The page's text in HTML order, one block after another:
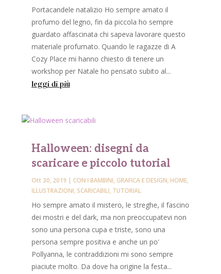
Portacandele natalizio Ho sempre amato il
profumo del legno, fin da piccola ho sempre
guardato affascinata chi sapeva lavorare questo
materiale profumato. Quando le ragazze di A
Cozy Place mi hanno chiesto di tenere un
workshop per Natale ho pensato subito al...
leggi di più
Halloween: disegni da
scaricare e piccolo tutorial
Ott 30, 2019 | CON I BAMBINI,GRAFICA E DESIGN,HOME,
ILLUSTRAZIONI,SCARICABILI, TUTORIAL
Ho sempre amato il mistero, le streghe, il fascino
dei mostri e del dark, ma non preoccupatevi non
sono una persona cupa e triste, sono una
persona sempre positiva e anche un po'
Pollyanna, le contraddizioni mi sono sempre
piaciute molto. Da dove ha origine la festa...